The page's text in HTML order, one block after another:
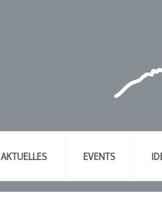
AKTUELLES EVENTS